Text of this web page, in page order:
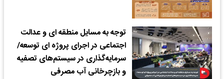
توجه به مسایل منطقه ای و عدالت
اجتماعی در اجرای پروژه ای توسعه/
سرمایه‌گذاری در سیستم‌های تصفیه
و بازچرخانی آب مصرفی